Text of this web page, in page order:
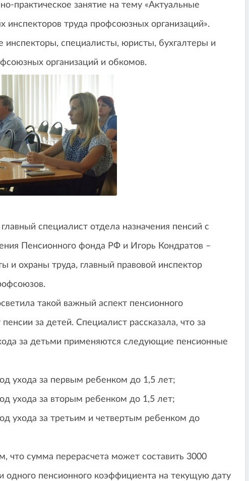
практическое занятие на тему «Актуальные
труда профсоюзных организаций».
инспекторы, специалисты, юристы, бухгалтеры и
организаций и обкомов.
специалист отдела назначения пенсий с
Пенсионного фонда РФ и Игорь Кондратов –
и охраны труда, главный правовой инспектор
такой важный аспект пенсионного
за детей. Специалист рассказала, что за
за детьми применяются следующие пенсионные
ухода за первым ребенком до 1,5 лет;
ухода за вторым ребенком до 1,5 лет;
ухода за третьим и четвертым ребенком до
что сумма перерасчета может составить 3000
пенсионного коэффициента на текущую дату